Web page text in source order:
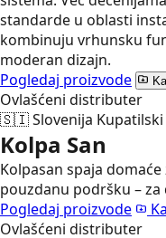
standarde u oblasti
kombinuju vrhunsku
moderan dizajn.
Pogledaj proizvode
Ovlašćeni distributer
🇸🇮Slovenija
Kolpa San
Kolpasan spaja
pouzdanu podršku –
Pogledaj proizvode
Ovlašćeni distributer